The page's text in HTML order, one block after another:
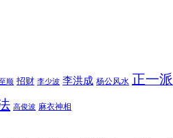
顺 招财 李少波 李洪成 杨公风水 正一派
高俊波 麻衣神相